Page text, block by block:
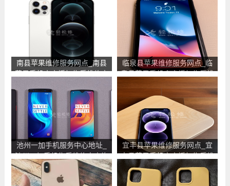
南县苹果维修服务网点_南县
苹果手机官方授权售后维修中
临泉县苹果维修服务网点_临
泉县苹果手机官方授权售后维
修中心地址电话
池州一加手机服务中心地址_
池州一加手机售后维修点查询
宜丰县苹果维修服务网点_宜
丰县苹果手机官方授权售后维
修中心地址电话